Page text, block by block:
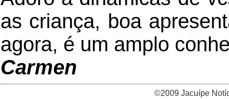
as criança, boa
agora, é um amplo
Carmen
©2009 Jacuípe